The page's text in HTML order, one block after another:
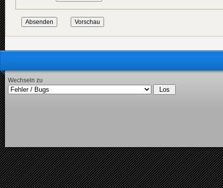
Wechseln zu